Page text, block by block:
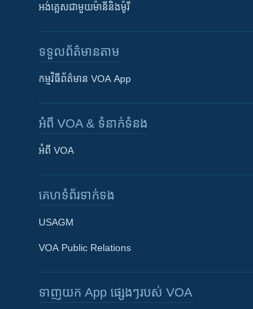
Khmer English
អង់គ្លេស​ជាមួយ​ម៉ានី​និង​ម៉ូរី
ទទួល​ព័ត៌មាន​តាម
កម្មវិធី​ព័ត៌មាន VOA App
អំពី​ VOA & ទំនាក់ទំនង
អំពី​ VOA
គេហទំព័រ​​ទាក់ទង
USAGM
VOA Public Relations
ទាញយក​ App ផ្សេងៗ​របស់​ VOA